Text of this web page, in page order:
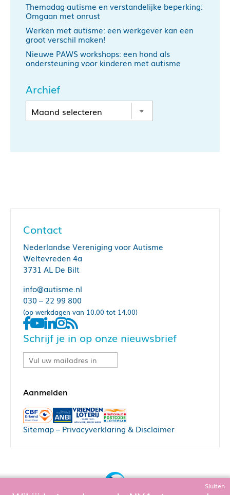
Themadag autisme en verstandelijke beperking:
Omgaan met onrust
Werken met autisme: een werkgever kan een
groot verschil maken!
Nieuwe PAWS workshops: een hond als
ondersteuning voor kinderen met autisme
Archief
Contact
Nederlandse Vereniging voor Autisme
Weltevreden 4a
3731 AL De Bilt
info@autisme.nl
030 – 22 99 800
(op werkdagen van 10.00 tot 14.00)
Schrijf je in op onze nieuwsbrief
Sitemap– Privacyverklaring & Disclaimer
Sluiten